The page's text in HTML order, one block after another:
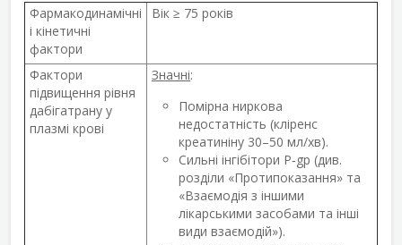
Фармакодинамічні
і кінетичні
фактори
Вік ≥ 75 років
Фактори
підвищення рівня
дабігатрану у
плазмі крові
Значні:
Помірна ниркова
недостатність (кліренс
креатиніну 30–50 мл/хв).
Сильні інгібітори P‑gp (див.
розділи «Протипоказання» та
«Взаємодія з іншими
лікарськими засобами та інші
види взаємодій»).